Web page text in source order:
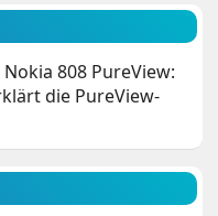
Nokia 808 PureView:
die PureView-